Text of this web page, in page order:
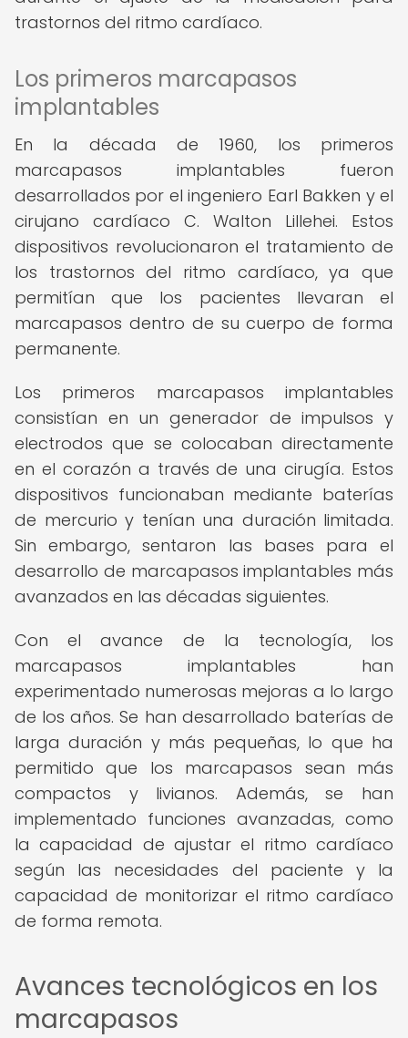
trastornos del ritmo cardíaco.
Los primeros marcapasos
implantables
En la década de 1960, los primeros
marcapasos implantables fueron
desarrollados por el ingeniero Earl Bakken y el
cirujano cardíaco C. Walton Lillehei. Estos
dispositivos revolucionaron el tratamiento de
los trastornos del ritmo cardíaco, ya que
permitían que los pacientes llevaran el
marcapasos dentro de su cuerpo de forma
permanente.
Los primeros marcapasos implantables
consistían en un generador de impulsos y
electrodos que se colocaban directamente
en el corazón a través de una cirugía. Estos
dispositivos funcionaban mediante baterías
de mercurio y tenían una duración limitada.
Sin embargo, sentaron las bases para el
desarrollo de marcapasos implantables más
avanzados en las décadas siguientes.
Con el avance de la tecnología, los
marcapasos implantables han
experimentado numerosas mejoras a lo largo
de los años. Se han desarrollado baterías de
larga duración y más pequeñas, lo que ha
permitido que los marcapasos sean más
compactos y livianos. Además, se han
implementado funciones avanzadas, como
la capacidad de ajustar el ritmo cardíaco
según las necesidades del paciente y la
capacidad de monitorizar el ritmo cardíaco
de forma remota.
Avances tecnológicos en los
marcapasos